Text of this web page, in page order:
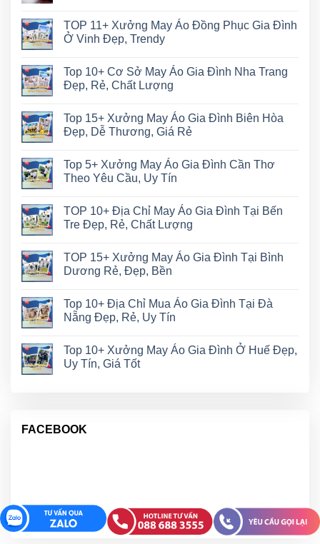
TOP 11+ Xưởng May Áo Đồng Phục Gia Đình
Ở Vinh Đẹp, Trendy
Top 10+ Cơ Sở May Áo Gia Đình Nha Trang
Đẹp, Rẻ, Chất Lượng
Top 15+ Xưởng May Áo Gia Đình Biên Hòa
Đẹp, Dễ Thương, Giá Rẻ
Top 5+ Xưởng May Áo Gia Đình Cần Thơ
Theo Yêu Cầu, Uy Tín
TOP 10+ Địa Chỉ May Áo Gia Đình Tại Bến
Tre Đẹp, Rẻ, Chất Lượng
TOP 15+ Xưởng May Áo Gia Đình Tại Bình
Dương Rẻ, Đẹp, Bền
Top 10+ Địa Chỉ Mua Áo Gia Đình Tại Đà
Nẵng Đẹp, Rẻ, Uy Tín
Top 10+ Xưởng May Áo Gia Đình Ở Huế Đẹp,
Uy Tín, Giá Tốt
FACEBOOK